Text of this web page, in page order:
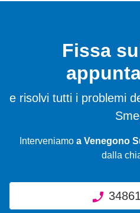
Fissa
e risolvi tutti i problemi
Interveniamo a Venegono
dalla